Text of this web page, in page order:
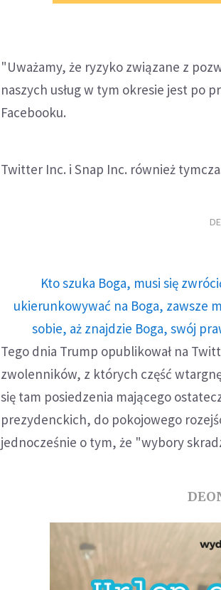
"Uważamy, że ryzyko związane z
naszych usług w tym okresie jest po
Facebooku.
Twitter Inc. i Snap Inc. również
Kto szuka Boga, musi się
ukierunkowywać na Boga, zawsze
sobie, aż znajdzie Boga, swój
Tego dnia Trump opublikował na
zwolenników, z których część
się tam posiedzenia mającego
prezydenckich, do pokojowego
jednocześnie o tym, że "wybory